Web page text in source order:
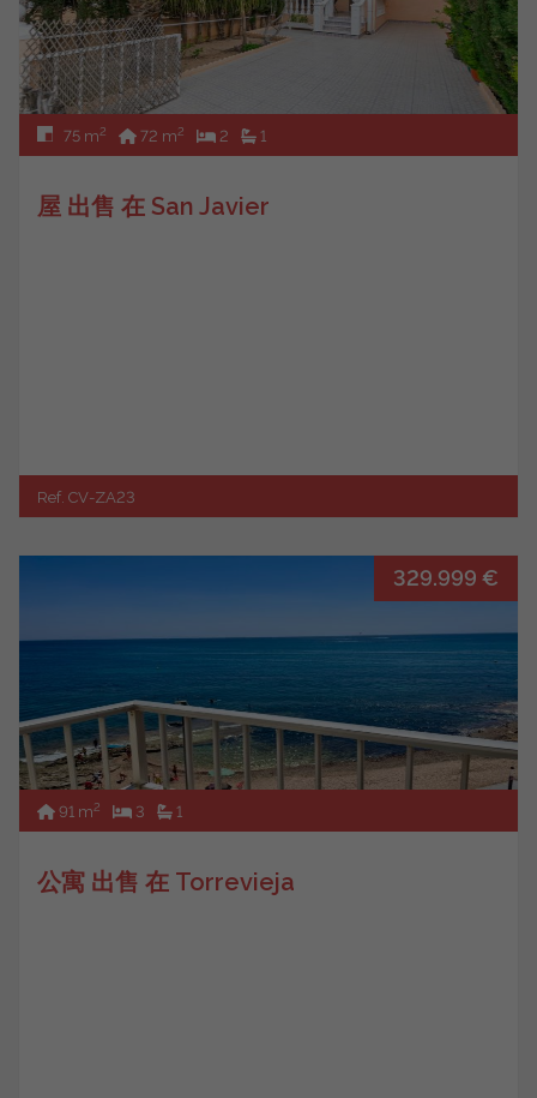
75 m2 72 m2 2 1
屋 出售 在 San Javier
Ref. CV-ZA23
329.999 €
91 m2 3 1
公寓 出售 在 Torrevieja